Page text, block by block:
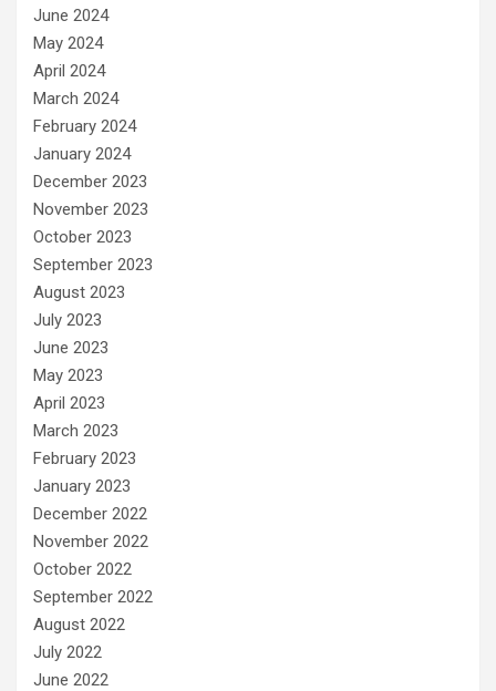
June 2024
May 2024
April 2024
March 2024
February 2024
January 2024
December 2023
November 2023
October 2023
September 2023
August 2023
July 2023
June 2023
May 2023
April 2023
March 2023
February 2023
January 2023
December 2022
November 2022
October 2022
September 2022
August 2022
July 2022
June 2022